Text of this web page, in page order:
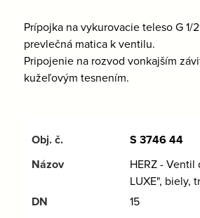
Prípojka na vykurovacie teleso G 1/
prevlečná matica k ventilu.
Pripojenie na rozvod vonkajším
kužeľovým tesnením.
S 3746 44
HERZ - Ventil
LUXE", biely,
15